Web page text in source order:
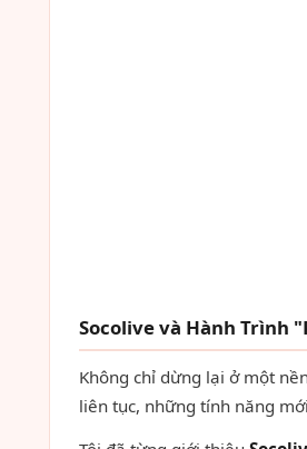
Socolive và Hành Trình
Không chỉ dừng lại ở một
liên tục, những tính năng